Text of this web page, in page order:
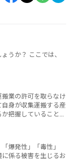
うか？ ここでは、
業の許可を取らなけ
身が収集運搬する産
把握していることが
爆発性」「毒性」
係る被害を生じるお